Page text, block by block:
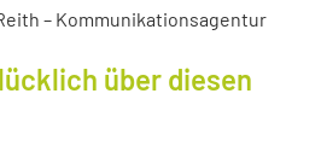
– Kommunikationsagentur
über diesen